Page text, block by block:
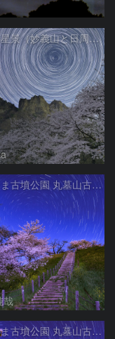
サクラ星景（妙義山と日周運動）
さきたま古墳公園 丸墓山古墳の夜桜と北天の日周運動 埼玉県行田市
哉
さきたま古墳公園 丸墓山古墳の夜桜と北天の日周運動 埼玉県行田市